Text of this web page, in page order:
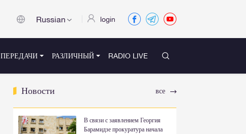
Russian login
ПЕРЕДАЧИ РАЗЛИЧНЫЙ RADIO LIVE
Новости все
В связи с заявлением Георгия
Барамидзе прокуратура начала